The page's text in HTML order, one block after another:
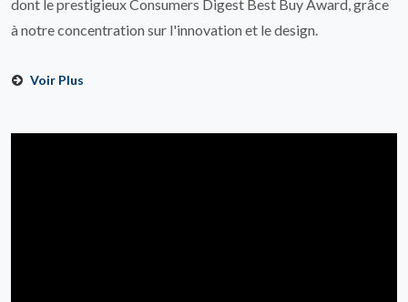
dont le prestigieux Consumers Digest Best Buy Award, grâce
à notre concentration sur l'innovation et le design.
Voir Plus